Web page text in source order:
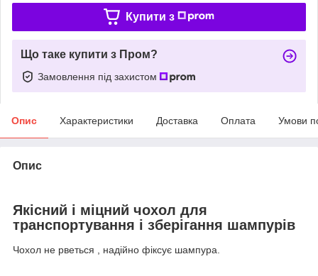
Купити з
Що таке купити з Пром?
Замовлення під захистом
Опис Характеристики Доставка Оплата Умови
Опис
Якісний і міцний чохол для
транспортування і зберігання шампурів
Чохол не рветься , надійно фіксує шампура.